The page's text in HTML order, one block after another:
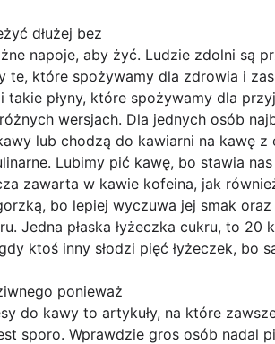
dłużej bez
napoje, aby żyć. Ludzie zdolni są
te, które spożywamy dla zdrowia i
takie płyny, które spożywamy dla
wersjach. Dla jednych osób
lub chodzą do kawiarni na kawę
Lubimy pić kawę, bo stawia
zawarta w kawie kofeina, jak
bo lepiej wyczuwa jej smak
Jedna płaska łyżeczka cukru, to
ktoś inny słodzi pięć łyżeczek, bo
ponieważ
do kawy to artykuły, na które
sporo. Wprawdzie gros osób nadal